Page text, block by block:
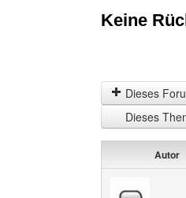
Keine
Dieses
Dieses
Autor